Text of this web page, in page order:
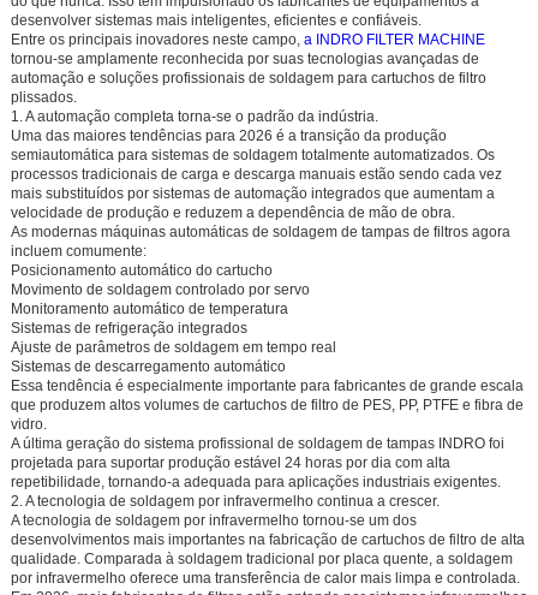
desenvolver sistemas mais inteligentes, eficientes e confiáveis.
Entre os principais inovadores neste campo, a INDRO FILTER MACHINE
tornou-se amplamente reconhecida por suas tecnologias avançadas de
automação e soluções profissionais de soldagem para cartuchos de filtro
plissados.
1. A automação completa torna-se o padrão da indústria.
Uma das maiores tendências para 2026 é a transição da produção
semiautomática para sistemas de soldagem totalmente automatizados. Os
processos tradicionais de carga e descarga manuais estão sendo cada vez
mais substituídos por sistemas de automação integrados que aumentam a
velocidade de produção e reduzem a dependência de mão de obra.
As modernas máquinas automáticas de soldagem de tampas de filtros agora
incluem comumente:
Posicionamento automático do cartucho
Movimento de soldagem controlado por servo
Monitoramento automático de temperatura
Sistemas de refrigeração integrados
Ajuste de parâmetros de soldagem em tempo real
Sistemas de descarregamento automático
Essa tendência é especialmente importante para fabricantes de grande escala
que produzem altos volumes de cartuchos de filtro de PES, PP, PTFE e fibra de
vidro.
A última geração do sistema profissional de soldagem de tampas INDRO foi
projetada para suportar produção estável 24 horas por dia com alta
repetibilidade, tornando-a adequada para aplicações industriais exigentes.
2. A tecnologia de soldagem por infravermelho continua a crescer.
A tecnologia de soldagem por infravermelho tornou-se um dos
desenvolvimentos mais importantes na fabricação de cartuchos de filtro de alta
qualidade. Comparada à soldagem tradicional por placa quente, a soldagem
por infravermelho oferece uma transferência de calor mais limpa e controlada.